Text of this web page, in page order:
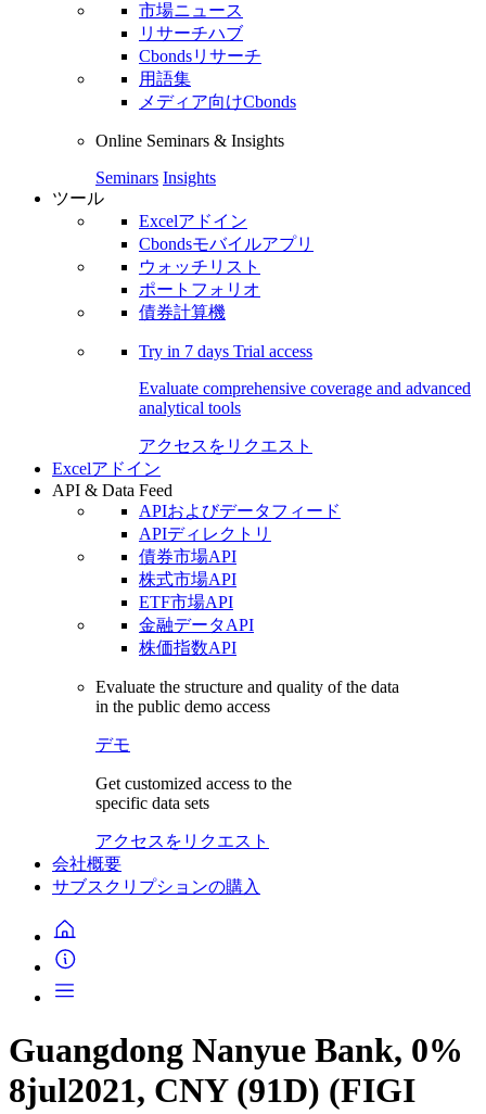
市場ニュース
リサーチハブ
Cbondsリサーチ
用語集
メディア向けCbonds
Online Seminars & Insights
Seminars Insights
ツール
Excelアドイン
Cbondsモバイルアプリ
ウォッチリスト
ポートフォリオ
債券計算機
Try in 7 days Trial access
Evaluate comprehensive coverage and advanced
analytical tools
アクセスをリクエスト
Excelアドイン
API & Data Feed
APIおよびデータフィード
APIディレクトリ
債券市場API
株式市場API
ETF市場API
金融データAPI
株価指数API
Evaluate the structure and quality of the data
in the public demo access
デモ
Get customized access to the
specific data sets
アクセスをリクエスト
会社概要
サブスクリプションの購入
Guangdong Nanyue Bank, 0%
8jul2021, CNY (91D) (FIGI